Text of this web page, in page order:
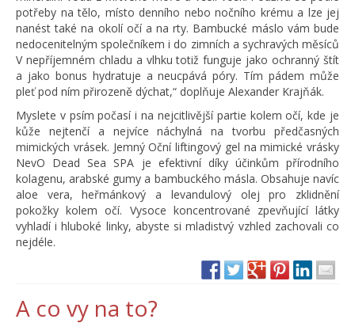
potřeby na tělo, místo denního nebo nočního krému a lze jej
nanést také na okolí očí a na rty. Bambucké máslo vám bude
nedocenitelným společníkem i do zimních a sychravých měsíců
V nepříjemném chladu a vlhku totiž funguje jako ochranný štít
a jako bonus hydratuje a neucpává póry. Tím pádem může
pleť pod ním přirozeně dýchat,“ doplňuje Alexander Krajňák.
Myslete v psím počasí i na nejcitlivější partie kolem očí, kde je
kůže nejtenčí a nejvíce náchylná na tvorbu předčasných
mimických vrásek. Jemný Oční liftingový gel na mimické vrásky
NevO Dead Sea SPA je efektivní díky účinkům přírodního
kolagenu, arabské gumy a bambuckého másla. Obsahuje navíc
aloe vera, heřmánkový a levandulový olej pro zklidnění
pokožky kolem očí. Vysoce koncentrované zpevňující látky
vyhladí i hluboké linky, abyste si mladistvý vzhled zachovali co
nejdéle.
A co vy na to?